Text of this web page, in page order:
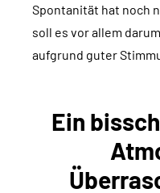
Spontanität hat noch
soll es vor allem
aufgrund guter
Ein